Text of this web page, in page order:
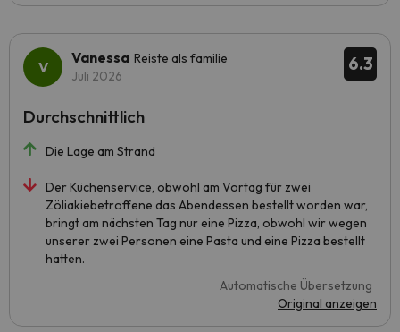
6.3
Vanessa Reiste als familie
Juli 2026
Die Lage am Strand
Der Küchenservice, obwohl am Vortag für zwei
Zöliakiebetroffene das Abendessen bestellt worden war,
bringt am nächsten Tag nur eine Pizza, obwohl wir wegen
unserer zwei Personen eine Pasta und eine Pizza bestellt
hatten.
Automatische Übersetzung
Original anzeigen
Durchschnittlich